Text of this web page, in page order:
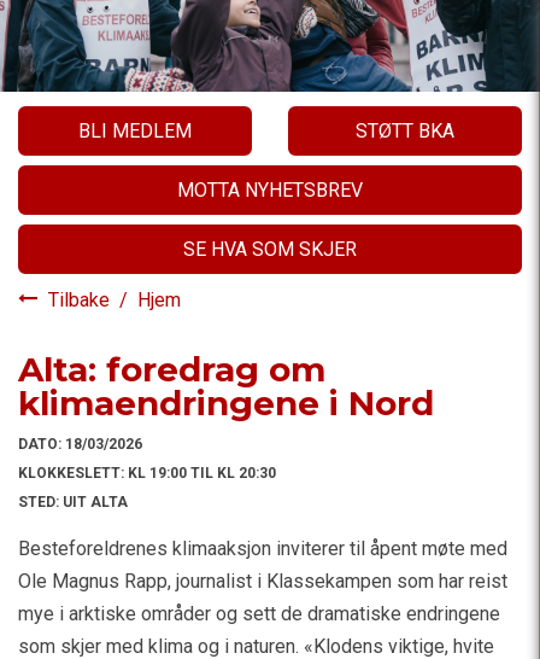
BLI MEDLEM STØTT BKA
MOTTA NYHETSBREV
SE HVA SOM SKJER
Tilbake / Hjem
Alta: foredrag om
klimaendringene i Nord
DATO: 18/03/2026
KLOKKESLETT: KL 19:00 TIL KL 20:30
STED: UIT ALTA
Besteforeldrenes klimaaksjon inviterer til åpent møte med
Ole Magnus Rapp, journalist i Klassekampen som har reist
mye i arktiske områder og sett de dramatiske endringene
som skjer med klima og i naturen. «Klodens viktige, hvite